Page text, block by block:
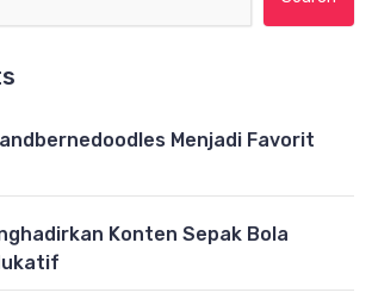
Menjadi Favorit
Konten Sepak Bola